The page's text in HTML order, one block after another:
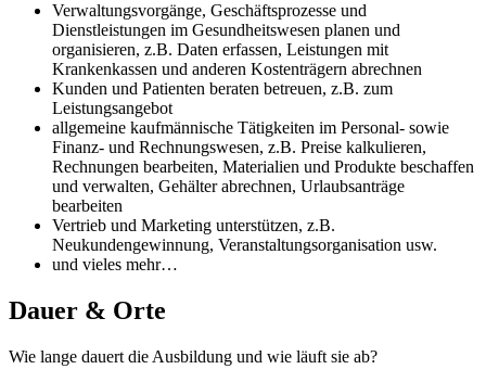
Verwaltungsvorgänge, Geschäftsprozesse und
Dienstleistungen im Gesundheitswesen planen und
organisieren, z.B. Daten erfassen, Leistungen mit
Krankenkassen und anderen Kostenträgern abrechnen
Kunden und Patienten beraten betreuen, z.B. zum
Leistungsangebot
allgemeine kaufmännische Tätigkeiten im Personal- sowie
Finanz- und Rechnungswesen, z.B. Preise kalkulieren,
Rechnungen bearbeiten, Materialien und Produkte beschaffen
und verwalten, Gehälter abrechnen, Urlaubsanträge
bearbeiten
Vertrieb und Marketing unterstützen, z.B.
Neukundengewinnung, Veranstaltungsorganisation usw.
und vieles mehr…
Dauer & Orte
Wie lange dauert die Ausbildung und wie läuft sie ab?